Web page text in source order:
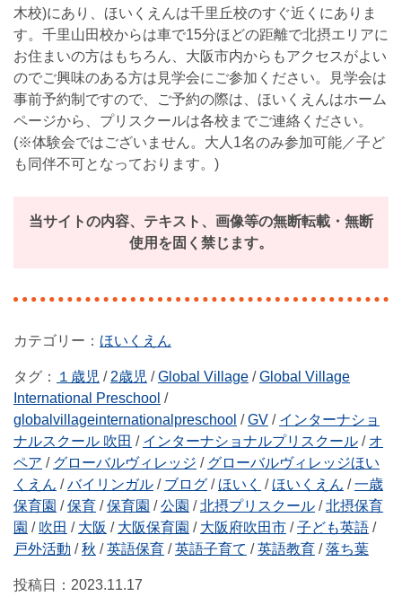
木校)にあり、ほいくえんは千里丘校のすぐ近くにありま
す。千里山田校からは車で15分ほどの距離で北摂エリアに
お住まいの方はもちろん、大阪市内からもアクセスがよい
のでご興味のある方は見学会にご参加ください。見学会は
事前予約制ですので、ご予約の際は、ほいくえんはホーム
ページから、プリスクールは各校までご連絡ください。
(※体験会ではございません。大人1名のみ参加可能／子ど
も同伴不可となっております。)
当サイトの内容、テキスト、画像等の無断転載・無断
使用を固く禁じます。
ほいくえん
タグ： １歳児 / 2歳児 /Global Village /Global Village
International Preschool /
globalvillageinternationalpreschool /GV / インターナショ
ナルスクール 吹田 / インターナショナルプリスクール / オ
ペア / グローバルヴィレッジ / グローバルヴィレッジほい
くえん /バイリンガル / ブログ / ほいく / ほいくえん /一歳
保育園 /保育 /保育園 /公園 /北摂プリスクール /北摂保育
園 / 吹田 / 大阪 / 大阪保育園 / 大阪府吹田市 /子ども英語 /
戸外活動 /秋 /英語保育 /英語子育て /英語教育 /落ち葉
投稿日： 2023.11.17